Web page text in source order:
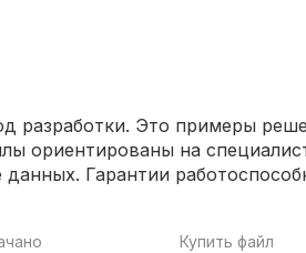
Это примеры
ориентированы на
Гарантии
Купить файл